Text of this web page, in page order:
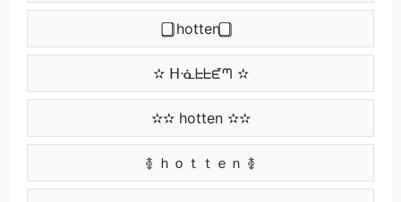
⃣⃣ hotten ⃣⃣
✫ ᕼᓍᖶᖶᘿᘉ ✫
✫✫ hotten ✫✫
࿅ ｈｏｔｔｅｎ ࿅